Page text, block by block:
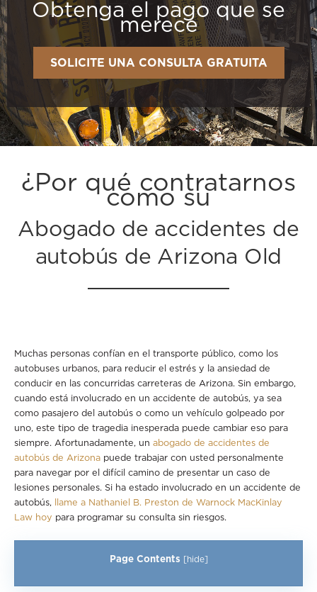
Obtenga el pago que se
merece
SOLICITE UNA CONSULTA GRATUITA
¿Por qué contratarnos
como su
Abogado de accidentes de
autobús de Arizona Old
Muchas personas confían en el transporte público, como los
autobuses urbanos, para reducir el estrés y la ansiedad de
conducir en las concurridas carreteras de Arizona. Sin embargo,
cuando está involucrado en un accidente de autobús, ya sea
como pasajero del autobús o como un vehículo golpeado por
uno, este tipo de tragedia inesperada puede cambiar eso para
siempre. Afortunadamente, un abogado de accidentes de
autobús de Arizona puede trabajar con usted personalmente
para navegar por el difícil camino de presentar un caso de
lesiones personales. Si ha estado involucrado en un accidente de
autobús, llame a Nathaniel B. Preston de Warnock MacKinlay
Law hoy para programar su consulta sin riesgos.
Page Contents [hide]